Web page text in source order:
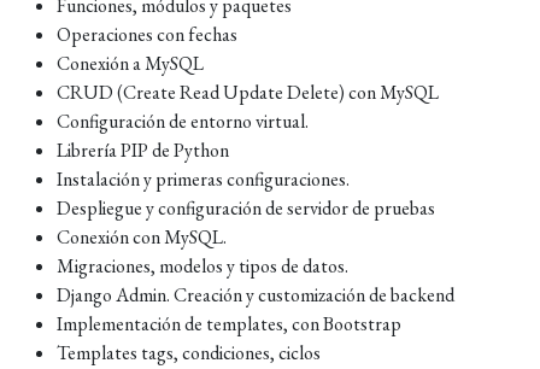
Funciones, módulos y paquetes
Operaciones con fechas
Conexión a MySQL
CRUD (Create Read Update Delete) con MySQL
Configuración de entorno virtual.
Librería PIP de Python
Instalación y primeras configuraciones.
Despliegue y configuración de servidor de pruebas
Conexión con MySQL.
Migraciones, modelos y tipos de datos.
Django Admin. Creación y customización de backend
Implementación de templates, con Bootstrap
Templates tags, condiciones, ciclos